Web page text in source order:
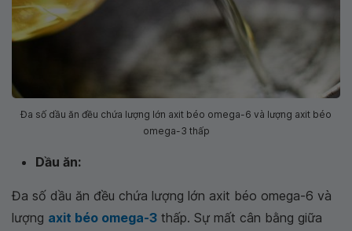
Đa số dầu ăn đều chứa lượng lớn axit béo omega-6 và lượng axit béo
omega-3 thấp
Dầu ăn:
Đa số dầu ăn đều chứa lượng lớn axit béo omega-6 và
lượng axit béo omega-3 thấp. Sự mất cân bằng giữa